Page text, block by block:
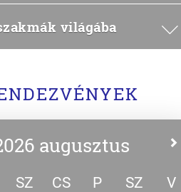
világába
augusztus
SZ CS P SZ V